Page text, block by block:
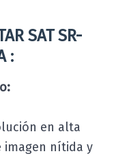
SAT SR-
:
en alta
imagen nítida y